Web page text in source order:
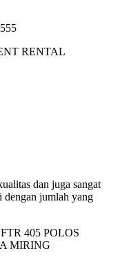
RENTAL
dan juga sangat
dengan jumlah yang